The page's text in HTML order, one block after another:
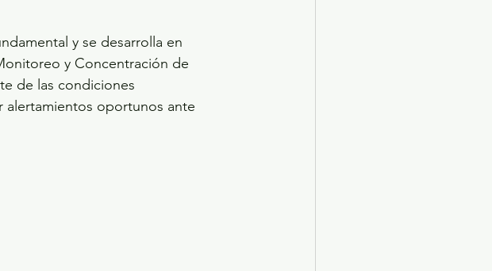
y se desarrolla en
y Concentración de
de las condiciones
alertamientos oportunos ante